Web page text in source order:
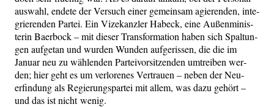
aus­wahl, ende­te der Ver­such einer gemein­sam agie­ren­den, inte­
grie­ren­den Par­tei. Ein Vize­kanz­ler Habeck, eine Außen­mi­nis­
te­rin Baer­bock – mit die­ser Trans­for­ma­ti­on haben sich Spal­tun­
gen auf­ge­tan und wur­den Wun­den auf­ge­ris­sen, die die im
Janu­ar neu zu wäh­len­den Par­tei­vor­sit­zen­den umtrei­ben wer­
den; hier geht es um ver­lo­re­nes Ver­trau­en – neben der Neu­
erfin­dung als Regie­rungs­par­tei mit allem, was dazu gehört –
und das ist nicht wenig.